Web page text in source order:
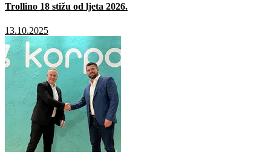
Trollino 18 stižu od ljeta 2026.
13.10.2025